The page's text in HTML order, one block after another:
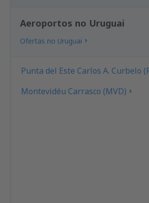
Aeroportos no Uruguai
Ofertas no Uruguai
Punta del Este Carlos A. Curbelo
Montevidéu Carrasco (MVD)